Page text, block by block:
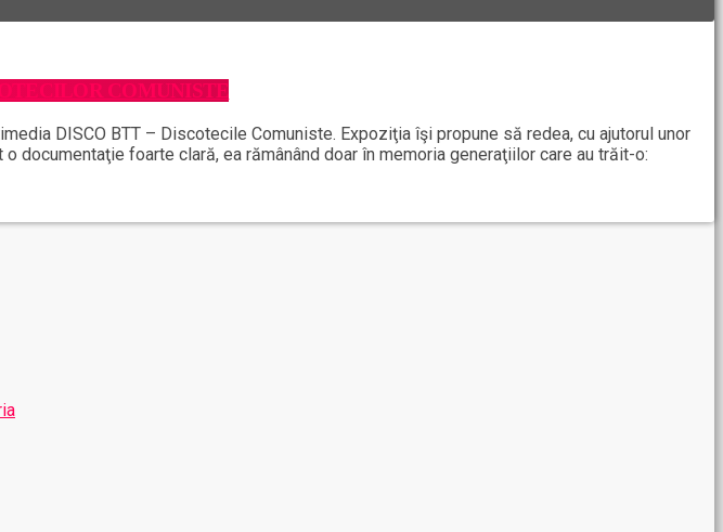
COMUNISTE
DISCO BTT – Discotecile Comuniste. Expoziţia îşi propune să redea, cu ajutorul unor
foarte clară, ea rămânând doar în memoria generaţiilor care au trăit-o: